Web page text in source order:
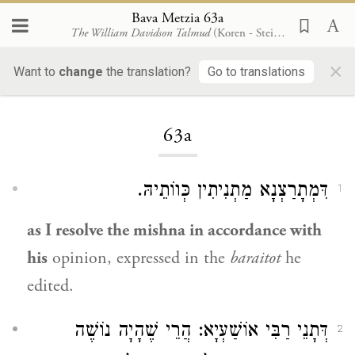
Bava Metzia 63a
The William Davidson Talmud (Koren - Steinsaltz)
Want to change the translation? Go to translations ×
63a
1 דִּמְתָרַצְנָא מַתְנִיתִין כְּווֹתֵיהּ.
as I resolve the mishna in accordance with
his opinion, expressed in the baraitothe
edited.
2
דְּתָנֵי רַבִּי אוֹשַׁעְיָא: הֲרֵי שֶׁהָיָה נוֹשֶׁה